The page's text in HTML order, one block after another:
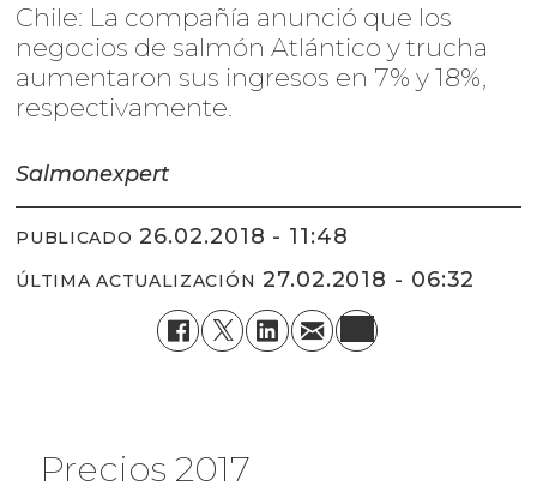
Chile: La compañía anunció que los
negocios de salmón Atlántico y trucha
aumentaron sus ingresos en 7% y 18%,
respectivamente.
Salmonexpert
PUBLICADO 26.02.2018 - 11:48
ÚLTIMA ACTUALIZACIÓN 27.02.2018 - 06:32
Precios 2017